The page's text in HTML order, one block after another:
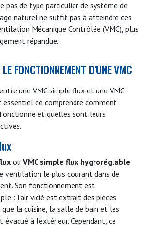
pas de type particulier de système de
naturel ne suffit pas à atteindre ces
Mécanique Contrôlée (VMC), plus
répandue.
FONCTIONNEMENT D'UNE VMC
une VMC simple flux et une VMC
de comprendre comment
et quelles sont leurs
ou VMC simple flux hygroréglable
ventilation le plus courant dans de
Son fonctionnement est
: l'air vicié est extrait des pièces
la cuisine, la salle de bain et les
à l'extérieur. Cependant, ce